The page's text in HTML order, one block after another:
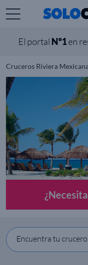
El portal Nº1en
Cruceros Riviera
Encuentra tu crucero